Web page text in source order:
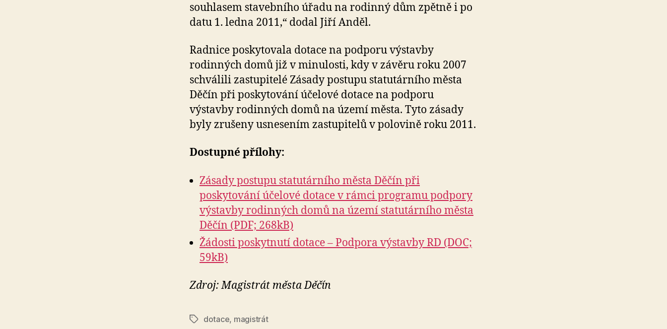
souhlasem stavebního úřadu na rodinný dům zpětně i po
datu 1. ledna 2011,“ dodal Jiří Anděl.
Radnice poskytovala dotace na podporu výstavby
rodinných domů již v minulosti, kdy v závěru roku 2007
schválili zastupitelé Zásady postupu statutárního města
Děčín při poskytování účelové dotace na podporu
výstavby rodinných domů na území města. Tyto zásady
byly zrušeny usnesením zastupitelů v polovině roku 2011.
Dostupné přílohy:
Zásady postupu statutárního města Děčín při
poskytování účelové dotace v rámci programu podpory
výstavby rodinných domů na území statutárního města
Děčín (PDF; 268kB)
Žádosti poskytnutí dotace – Podpora výstavby RD (DOC;
59kB)
Zdroj: Magistrát města Děčín
Štítkydotace, magistrát